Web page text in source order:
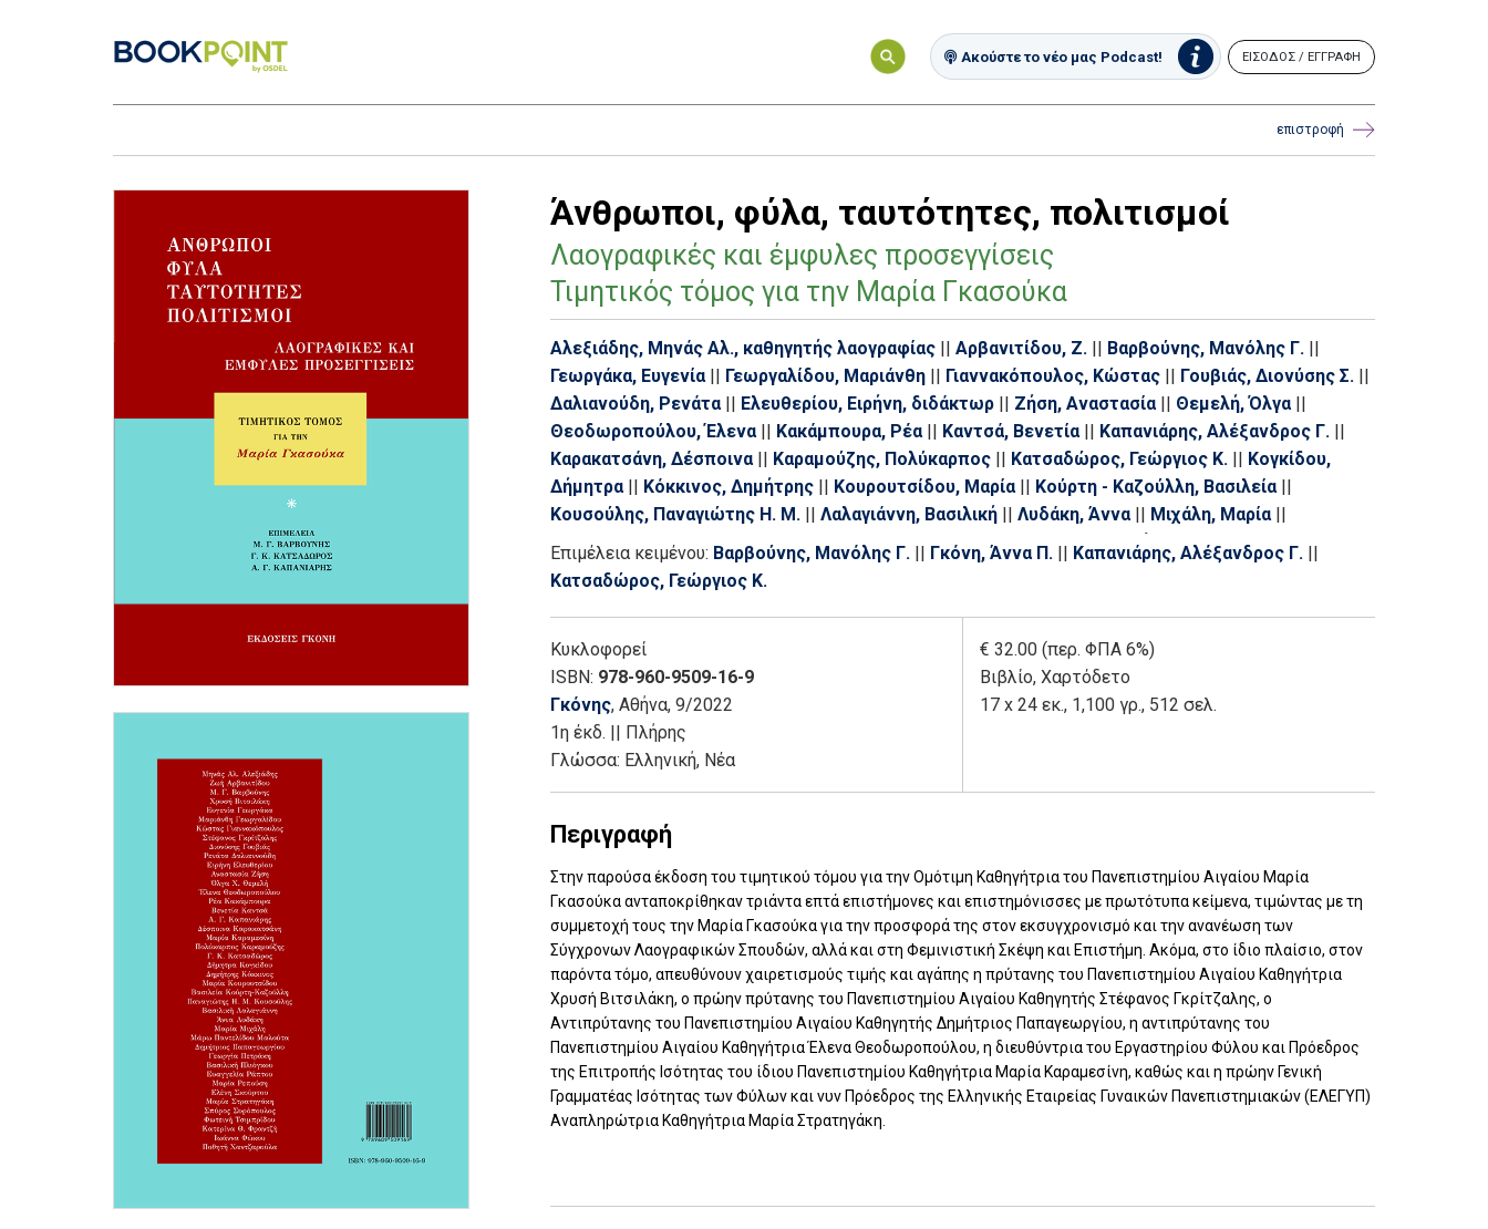
Ακούστε το νέο μας Podcast! ΕΙΣΟΔΟΣ / ΕΓΓΡΑΦΗ
επιστροφή
Άνθρωποι, φύλα, ταυτότητες, πολιτισμοί
Λαογραφικές και έμφυλες προσεγγίσεις
Τιμητικός τόμος για την Μαρία Γκασούκα
Αλεξιάδης, Μηνάς Αλ., καθηγητής λαογραφίας || Αρβανιτίδου, Ζ. || Βαρβούνης, Μανόλης Γ. ||
Γεωργάκα, Ευγενία || Γεωργαλίδου, Μαριάνθη || Γιαννακόπουλος, Κώστας || Γουβιάς, Διονύσης Σ. ||
Δαλιανούδη, Ρενάτα || Ελευθερίου, Ειρήνη, διδάκτωρ || Ζήση, Αναστασία || Θεμελή, Όλγα ||
Θεοδωροπούλου, Έλενα || Κακάμπουρα, Ρέα || Καντσά, Βενετία || Καπανιάρης, Αλέξανδρος Γ. ||
Καρακατσάνη, Δέσποινα || Καραμούζης, Πολύκαρπος || Κατσαδώρος, Γεώργιος Κ. || Κογκίδου,
Δήμητρα || Κόκκινος, Δημήτρης || Κουρουτσίδου, Μαρία || Κούρτη - Καζούλλη, Βασιλεία ||
Κουσούλης, Παναγιώτης Η. Μ. || Λαλαγιάννη, Βασιλική || Λυδάκη, Άννα || Μιχάλη, Μαρία ||
Παντελίδου - Μαλούτα, Μάρω
|| Πετράκη, Γεωργία Πλιόγκου, Βασιλική Ράπτου, Ευαγγελία
Ρεπούση, Μαρία
|| Σκούρτου, Ελένη Συρόπουλος, Σπύρος Δ. Τσιμπρίδου, Φωτεινή ||
Κατερίνα Θ.
|| Φώκου, Ιωάννα
Επιμέλεια κειμένου: Βαρβούνης, Μανόλης Γ. || Γκόνη, Άννα Π. || Καπανιάρης, Αλέξανδρος Γ. ||
Κατσαδώρος, Γεώργιος Κ.
Κυκλοφορεί
ISBN: 978-960-9509-16-9
Γκόνης, Αθήνα, 9/2022
1η έκδ. || Πλήρης
Γλώσσα: Ελληνική, Νέα
€ 32.00 (περ. ΦΠΑ 6%)
Βιβλίο, Χαρτόδετο
17 x 24 εκ., 1,100 γρ., 512 σελ.
Περιγραφή
Στην παρούσα έκδοση του τιμητικού τόμου για την Ομότιμη Καθηγήτρια του Πανεπιστημίου Αιγαίου Μαρία
Γκασούκα ανταποκρίθηκαν τριάντα επτά επιστήμονες και επιστημόνισσες με πρωτότυπα κείμενα, τιμώντας με τη
συμμετοχή τους την Μαρία Γκασούκα για την προσφορά της στον εκσυγχρονισμό και την ανανέωση των
Σύγχρονων Λαογραφικών Σπουδών, αλλά και στη Φεμινιστική Σκέψη και Επιστήμη. Ακόμα, στο ίδιο πλαίσιο, στον
παρόντα τόμο, απευθύνουν χαιρετισμούς τιμής και αγάπης η πρύτανης του Πανεπιστημίου Αιγαίου Καθηγήτρια
Χρυσή Βιτσιλάκη, ο πρώην πρύτανης του Πανεπιστημίου Αιγαίου Καθηγητής Στέφανος Γκρίτζαλης, ο
Αντιπρύτανης του Πανεπιστημίου Αιγαίου Καθηγητής Δημήτριος Παπαγεωργίου, η αντιπρύτανης του
Πανεπιστημίου Αιγαίου Καθηγήτρια Έλενα Θεοδωροπούλου, η διευθύντρια του Εργαστηρίου Φύλου και Πρόεδρος
της Επιτροπής Ισότητας του ίδιου Πανεπιστημίου Καθηγήτρια Μαρία Καραμεσίνη, καθώς και η πρώην Γενική
Γραμματέας Ισότητας των Φύλων και νυν Πρόεδρος της Ελληνικής Εταιρείας Γυναικών Πανεπιστημιακών (ΕΛΕΓΥΠ)
Αναπληρώτρια Καθηγήτρια Μαρία Στρατηγάκη.